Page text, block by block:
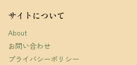
サイトについて
About
お問い合わせ
プライバシーポリシー